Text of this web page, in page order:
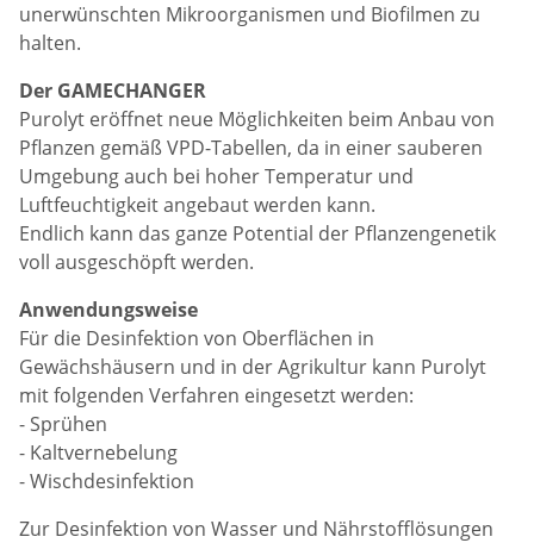
unerwünschten Mikroorganismen und Biofilmen zu
halten.
Der GAMECHANGER
Purolyt eröffnet neue Möglichkeiten beim Anbau von
Pflanzen gemäß VPD-Tabellen, da in einer sauberen
Umgebung auch bei hoher Temperatur und
Luftfeuchtigkeit angebaut werden kann.
Endlich kann das ganze Potential der Pflanzengenetik
voll ausgeschöpft werden.
Anwendungsweise
Für die Desinfektion von Oberflächen in
Gewächshäusern und in der Agrikultur kann Purolyt
mit folgenden Verfahren eingesetzt werden:
- Sprühen
- Kaltvernebelung
- Wischdesinfektion
Zur Desinfektion von Wasser und Nährstofflösungen